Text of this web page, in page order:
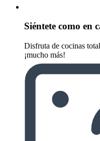
Siéntete como en
Disfruta de cocinas
¡mucho más!